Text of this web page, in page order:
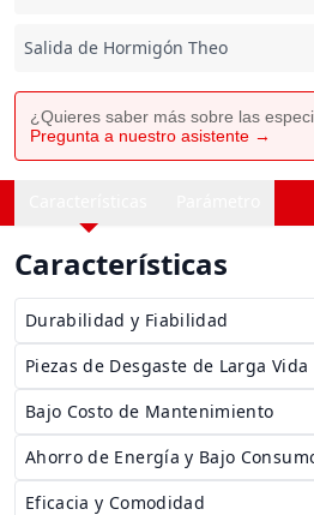
Salida de Hormigón Theo
¿Quieres saber más sobre las
Pregunta a nuestro asistente →
Características
Durabilidad y Fiabilidad
Piezas de Desgaste de Larga
Bajo Costo de Mantenimiento
Ahorro de Energía y Bajo
Eficacia y Comodidad